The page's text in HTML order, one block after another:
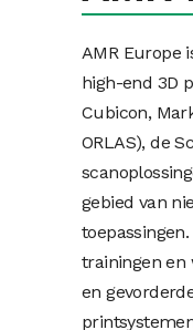
AMR Europe
high-end 3D
Cubicon,
ORLAS), de
gebied van
trainingen en
en